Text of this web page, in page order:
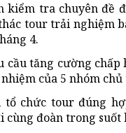
tra chuyên đề
tour trải nghiệm
4.
cầu tăng cường
của 5 nhóm
chức tour đúng
đoàn trong suốt